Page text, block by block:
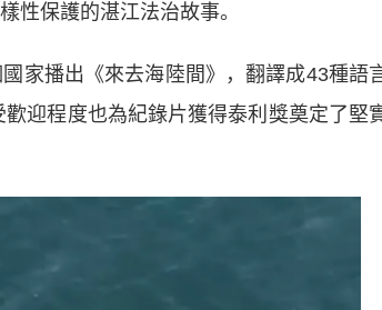
性保護的湛江法治故事。
播出《來去海陸間》，翻譯成43種語
迎程度也為紀錄片獲得泰利獎奠定了堅